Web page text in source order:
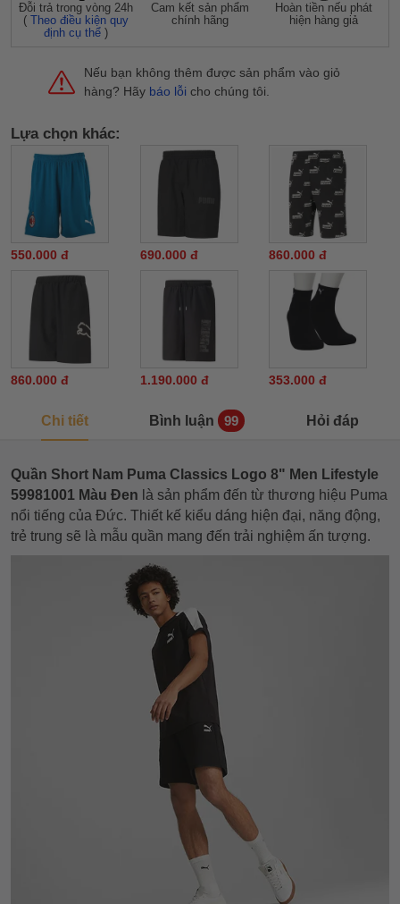
Đỗi trả trong vòng 24h
(Theo điều kiện quy
định cụ thể )
Cam kết sản phẩm
chính hãng
Hoàn tiền nếu phát
hiện hàng giả
Nếu bạn không thêm được sản phẩm vào giỏ
hàng? Hãy báo lỗi cho chúng tôi.
Lựa chọn khác:
550.000 đ 690.000 đ 860.000 đ
860.000 đ 1.190.000 đ 353.000 đ
Chi tiết Bình luận 99 Hỏi đáp
Quần Short Nam Puma Classics Logo 8" Men Lifestyle
59981001 Màu Đen là sản phẩm đến từ thương hiệu Puma
nổi tiếng của Đức. Thiết kế kiểu dáng hiện đại, năng động,
trẻ trung sẽ là mẫu quần mang đến trải nghiệm ấn tượng.